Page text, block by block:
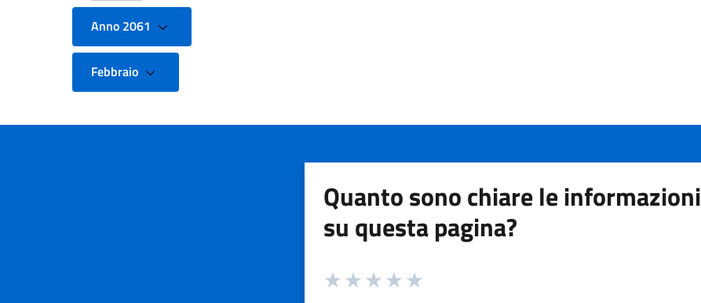
Anno 2061
Febbraio
Quanto sono chiare le informazioni
su questa pagina?
Valuta da 1 a 5 stelle la pagina